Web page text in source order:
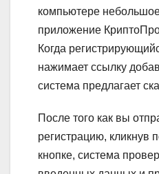
компьютере
приложение
Когда
нажимает ссылку
система предлагает
После того как вы
регистрацию, кликнув
кнопке, система